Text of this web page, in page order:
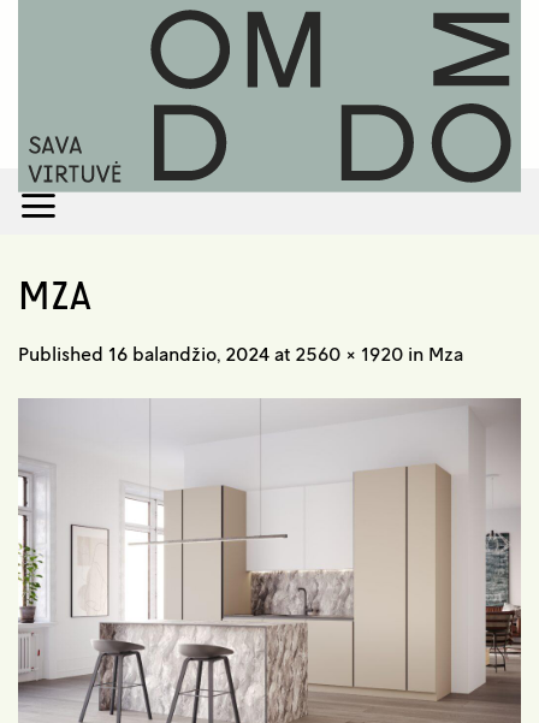
MZA
Published 16 balandžio, 2024 at 2560 × 1920 in Mza